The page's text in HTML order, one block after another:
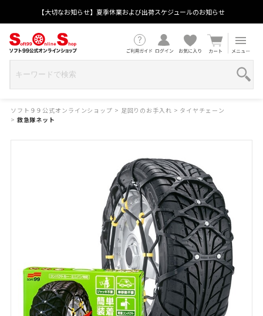
【大切なお知らせ】夏季休業および出荷スケジュールのお知らせ
ソフト９９公式オンラインショップ > 足回りのお手入れ > タイヤチェーン
> 救急隊ネット